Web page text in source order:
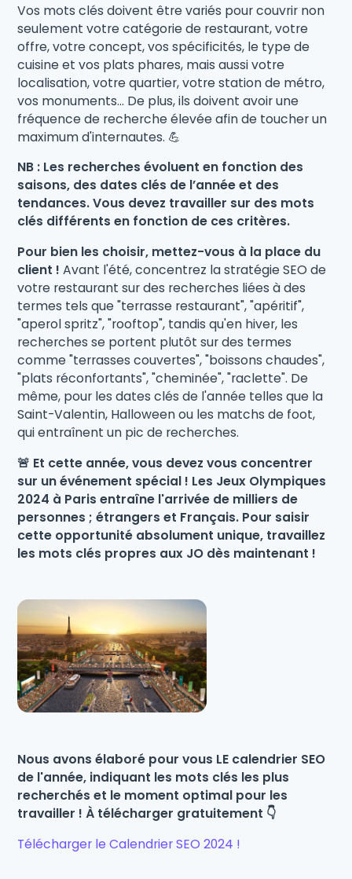
Vos mots clés doivent être variés pour couvrir non
seulement votre catégorie de restaurant, votre
offre, votre concept, vos spécificités, le type de
cuisine et vos plats phares, mais aussi votre
localisation, votre quartier, votre station de métro,
vos monuments… De plus, ils doivent avoir une
fréquence de recherche élevée afin de toucher un
maximum d'internautes. 💪
NB : Les recherches évoluent en fonction des
saisons, des dates clés de l’année et des
tendances. Vous devez travailler sur des mots
clés différents en fonction de ces critères.
Pour bien les choisir, mettez-vous à la place du
client ! Avant l'été, concentrez la stratégie SEO de
votre restaurant sur des recherches liées à des
termes tels que "terrasse restaurant", "apéritif",
"aperol spritz", "rooftop", tandis qu'en hiver, les
recherches se portent plutôt sur des termes
comme "terrasses couvertes", "boissons chaudes",
"plats réconfortants", "cheminée", "raclette". De
même, pour les dates clés de l'année telles que la
Saint-Valentin, Halloween ou les matchs de foot,
qui entraînent un pic de recherches.
🚨 Et cette année, vous devez vous concentrer
sur un événement spécial ! Les Jeux Olympiques
2024 à Paris entraîne l'arrivée de milliers de
personnes ; étrangers et Français. Pour saisir
cette opportunité absolument unique, travaillez
les mots clés propres aux JO dès maintenant !
Nous avons élaboré pour vous LE calendrier SEO
de l'année, indiquant les mots clés les plus
recherchés et le moment optimal pour les
travailler ! À télécharger gratuitement 👇
Télécharger le Calendrier SEO 2024 !